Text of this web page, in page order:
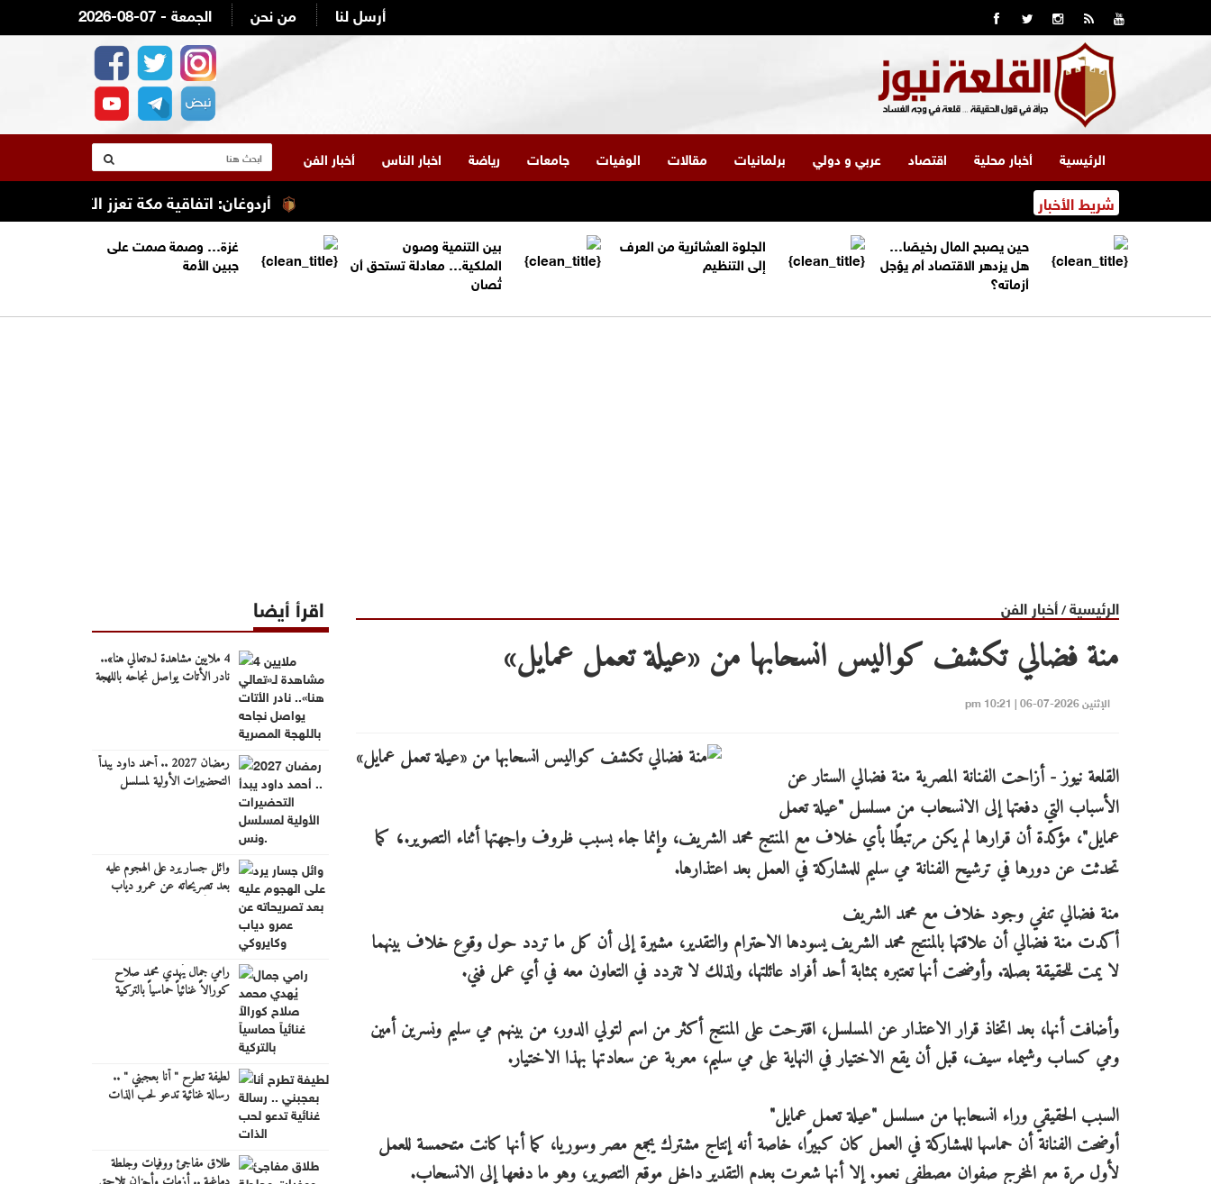
2026-08-07 - الجمعة من نحن أرسل لنا
الرئيسية أخبار محلية اقتصاد عربي و دولي برلمانيات مقالات الوفيات جامعات رياضة اخبار الناس أخبار الفن
شريط الأخبار أردوغان: اتفاقية مكة تعزز التعاون الأمني
حين يصبح المال رخيصًا…
هل يزدهر الاقتصاد أم يؤجل
أزماته؟
الجلوة العشائرية من العرف
إلى التنظيم
بين التنمية وصون
الملكية… معادلة تستحق أن
تُصان
غزة… وصمة صمت على
جبين الأمة
الرئيسية/أخبار الفن
منة فضالي تكشف كواليس انسحابها من «عيلة تعمل عمايل»
الإثنين 2026-07-06 | 10:21 pm
القلعة نيوز - أزاحت الفنانة المصرية منة فضالي الستار عن
الأسباب التي دفعتها إلى الانسحاب من مسلسل "عيلة تعمل
عمايل"، مؤكدة أن قرارها لم يكن مرتبطًا بأي خلاف مع المنتج محمد الشريف، وإنما جاء بسبب ظروف واجهتها أثناء التصوير.، كما
تحدثت عن دورها في ترشيح الفنانة مي سليم للمشاركة في العمل بعد اعتذارها.
منة فضالي تنفي وجود خلاف مع محمد الشريف
أكدت منة فضالي أن علاقتها بالمنتج محمد الشريف يسودها الاحترام والتقدير، مشيرة إلى أن كل ما تردد حول وقوع خلاف بينهما
لا يمت للحقيقة بصلة. وأوضحت أنها تعتبره بمثابة أحد أفراد عائلتها، ولذلك لا تتردد في التعاون معه في أي عمل فني.
وأضافت أنها، بعد اتخاذ قرار الاعتذار عن المسلسل، اقترحت على المنتج أكثر من اسم لتولي الدور، من بينهم مي سليم ونسرين أمين
ومي كساب وشيماء سيف، قبل أن يقع الاختيار في النهاية على مي سليم، معربة عن سعادتها بهذا الاختيار.
السبب الحقيقي وراء انسحابها من مسلسل "عيلة تعمل عمايل"
أوضحت الفنانة أن حماسها للمشاركة في العمل كان كبيرًا، خاصة أنه إنتاج مشترك يجمع مصر وسوريا، كما أنها كانت متحمسة للعمل
لأول مرة مع المخرج صفوان مصطفى نعمو. إلا أنها شعرت بعدم التقدير داخل موقع التصوير، وهو ما دفعها إلى الانسحاب.
اقرأ أيضا
4 ملايين مشاهدة لـ«تعالي هنا»..
نادر الأتات يواصل نجاحه باللهجة
رمضان 2027 .. أحمد داود يبدأ
التحضيرات الأولية لمسلسل
وائل جسار يرد على الهجوم عليه
بعد تصريحاته عن عمرو دياب
رامي جمال يُهدي محمد صلاح
كورالاً غنائياً حماسياً بالتركية
لطيفة تطرح " أنا بعجبني " ..
رسالة غنائية تدعو لحب الذات
طلاق مفاجئ ووفيات وجلطة